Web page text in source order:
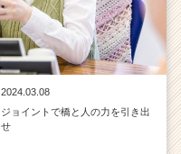
2024.03.08
ジョイントで橋と人の力を引き出
せ